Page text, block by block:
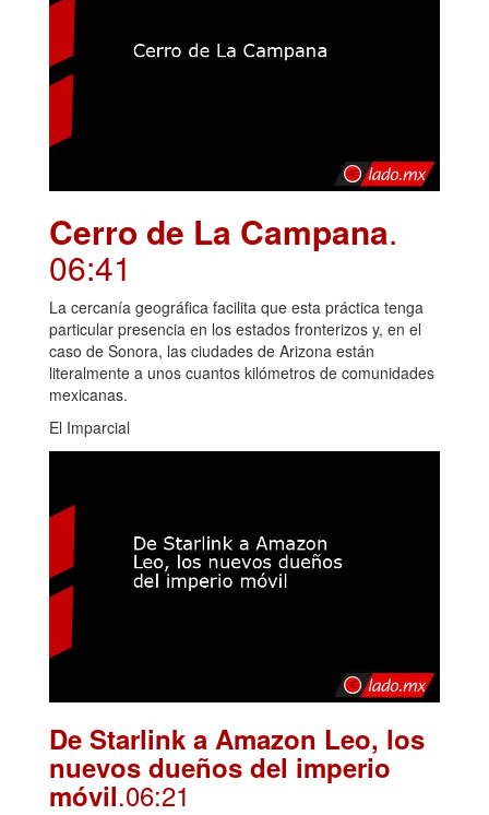
Cerro de La Campana.
06:41
La cercanía geográfica facilita que esta práctica tenga
particular presencia en los estados fronterizos y, en el
caso de Sonora, las ciudades de Arizona están
literalmente a unos cuantos kilómetros de comunidades
mexicanas.
El Imparcial
De Starlink a Amazon Leo, los
nuevos dueños del imperio
móvil.06:21